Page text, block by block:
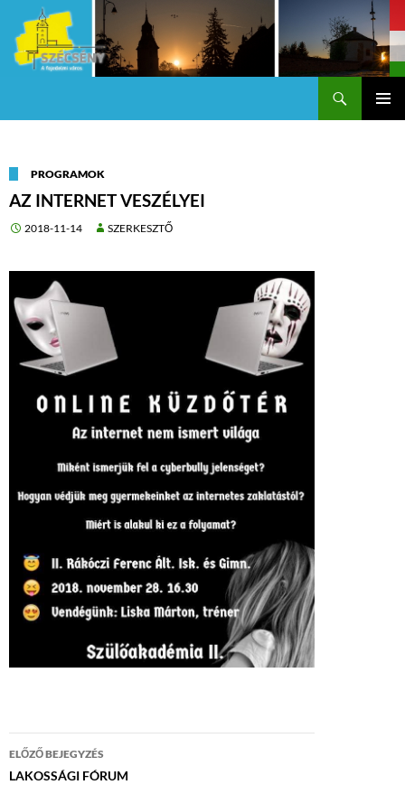
PROGRAMOK
AZ INTERNET VESZÉLYEI
2018-11-14 SZERKESZTŐ
Bejegyzés
navigáció
ELŐZŐ BEJEGYZÉS
LAKOSSÁGI FÓRUM